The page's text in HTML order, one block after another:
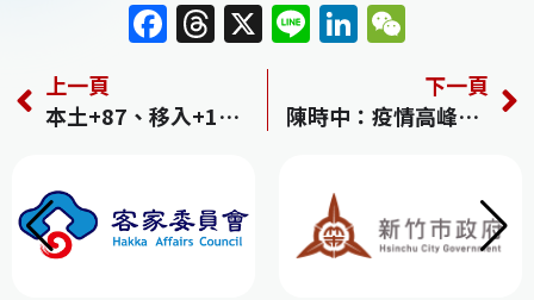
F
c
e
o
o
T
re
a
s
X Li
e
Li
k
e
n
e
C
h
上一頁
本土+87、移入+152 雙創今年單日新高
下一頁
陳時中：疫情高峰還沒到 若單日逾1500例「輕症擬在家隔離」